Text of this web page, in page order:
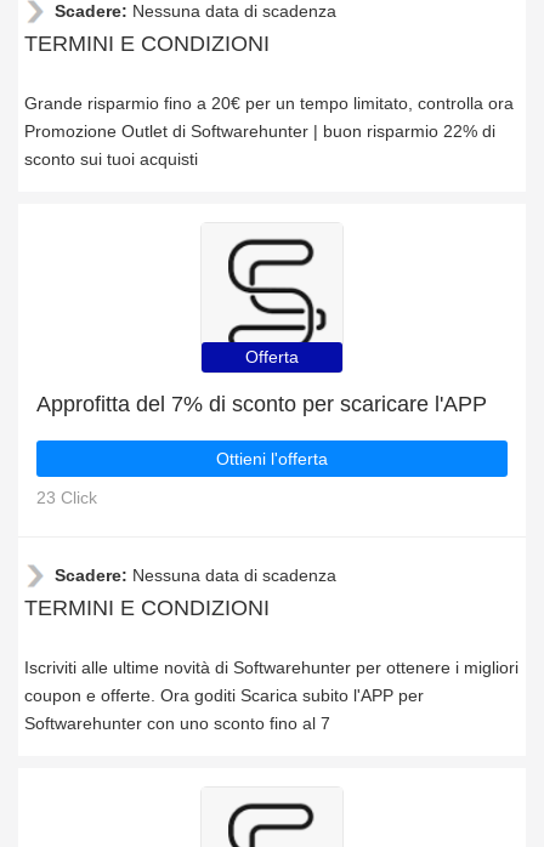
Scadere: Nessuna data di scadenza
TERMINI E CONDIZIONI
Grande risparmio fino a 20€ per un tempo limitato, controlla ora
Promozione Outlet di Softwarehunter | buon risparmio 22% di
sconto sui tuoi acquisti
Offerta
Approfitta del 7% di sconto per scaricare l'APP
Ottieni l'offerta
23 Click
Scadere: Nessuna data di scadenza
TERMINI E CONDIZIONI
Iscriviti alle ultime novità di Softwarehunter per ottenere i migliori
coupon e offerte. Ora goditi Scarica subito l'APP per
Softwarehunter con uno sconto fino al 7